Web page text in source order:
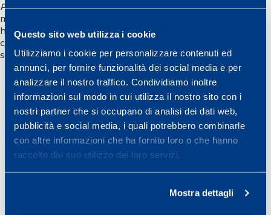
Questo sito web utilizza i cookie
Utilizziamo i cookie per personalizzare contenuti ed
annunci, per fornire funzionalità dei social media e per
analizzare il nostro traffico. Condividiamo inoltre
informazioni sul modo in cui utilizza il nostro sito con i
nostri partner che si occupano di analisi dei dati web,
pubblicità e social media, i quali potrebbero combinarle
con altre informazioni che ha fornito loro o che hanno
raccolto dal suo utilizzo dei loro servizi.
Mostra dettagli
Per saperne di più visitawww.pallacanestroreggiana.it.(e
metti il lik diretto alla loro news
https://www.pallacanestroreggiana.it/questa-mattina-a-
castelnovo-nemonti-test-fisici-del-centro-ricerche-mapei-
sport-per-la-grissin-bon/)
GRISSINBON
Condividi